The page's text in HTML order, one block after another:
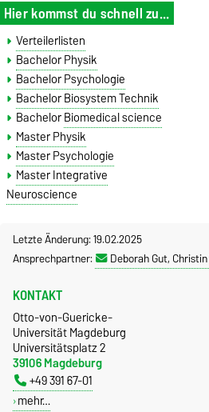
Hier kommst du schnell zu...
Verteilerlisten
Bachelor Physik
Bachelor Psychologie
Bachelor Biosystem Technik
BachelorBiomedical science
Master Physik
Master Psychologie
Master Integrative
Neuroscience
Letzte Änderung: 19.02.2025
Ansprechpartner:
Deborah Gut,
KONTAKT
Otto-von-Guericke-
Universität Magdeburg
Universitätsplatz 2
39106 Magdeburg
+49 391 67-01
mehr…